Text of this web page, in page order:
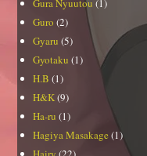
Gura Nyuutou (1)
Guro (2)
Gyaru (5)
Gyotaku (1)
H.B (1)
H&K(9)
Ha-ru (1)
Hagiya Masakage (1)